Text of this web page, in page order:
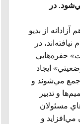
در
از بديو
در
حفره‌هايي
ايجاد
جمع مي‌شوند و
و تدبير
مسئولان
و